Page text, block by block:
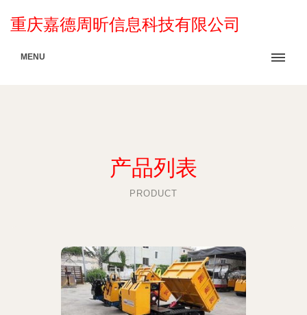
重庆嘉德周昕信息科技有限公司
MENU
产品列表
PRODUCT